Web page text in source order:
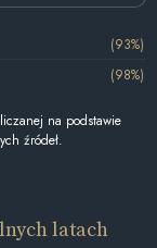
(93%)
(98%)
na podstawie
źródeł.
latach